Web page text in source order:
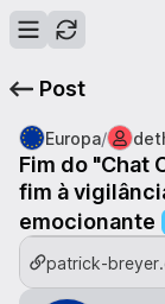
Post
Europa/
Fim do "Chat
fim à
emocionante
patrick-